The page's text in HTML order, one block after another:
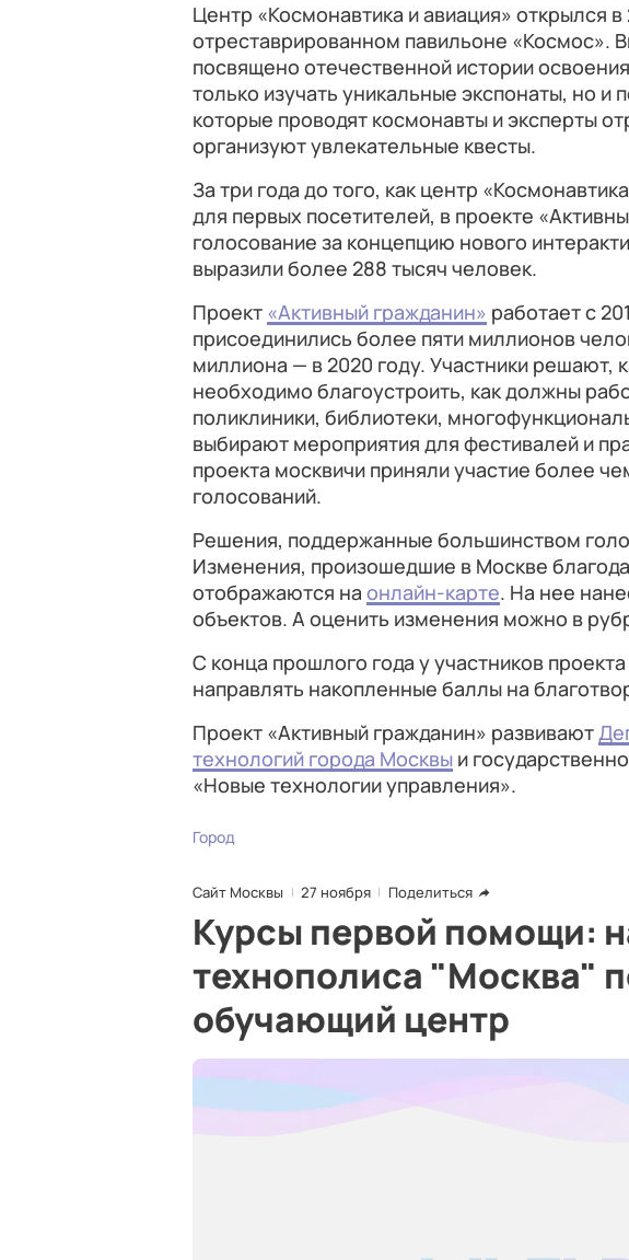
Центр «Космонавтика и авиация» открылся
отреставрированном павильоне «Космос».
посвящено отечественной истории
только изучать уникальные экспонаты, но и
которые проводят космонавты и эксперты
организуют увлекательные квесты.
За три года до того, как центр
для первых посетителей, в проекте
голосование за концепцию нового
выразили более 288 тысяч человек.
Проект «Активный гражданин» работает с
присоединились более пяти миллионов
миллиона — в 2020 году. Участники решают,
необходимо благоустроить, как должны
поликлиники, библиотеки,
выбирают мероприятия для фестивалей и
проекта москвичи приняли участие более
голосований.
Решения, поддержанные большинством
Изменения, произошедшие в Москве
отображаются на онлайн-карте. На нее
объектов. А оценить изменения можно в
С конца прошлого года у участников
направлять накопленные баллы на
Проект «Активный гражданин» развивают
технологий города Москвы и
«Новые технологии управления».
Город
Сайт Москвы 27 ноября Поделиться
Курсы первой помощи:
технополиса "Москва"
обучающий центр